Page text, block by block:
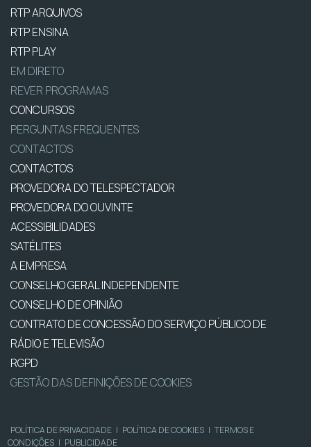
RTP ARQUIVOS
RTP ENSINA
RTP PLAY
EM DIRETO
REVER PROGRAMAS
CONCURSOS
PERGUNTAS FREQUENTES
CONTACTOS
CONTACTOS
PROVEDORA DO TELESPECTADOR
PROVEDORA DO OUVINTE
ACESSIBILIDADES
SATÉLITES
A EMPRESA
CONSELHO GERAL INDEPENDENTE
CONSELHO DE OPINIÃO
CONTRATO DE CONCESSÃO DO SERVIÇO PÚBLICO DE
RÁDIO E TELEVISÃO
RGPD
GESTÃO DAS DEFINIÇÕES DE COOKIES
POLÍTICA DE PRIVACIDADE | POLÍTICA DE COOKIES | TERMOS E
CONDIÇÕES | PUBLICIDADE